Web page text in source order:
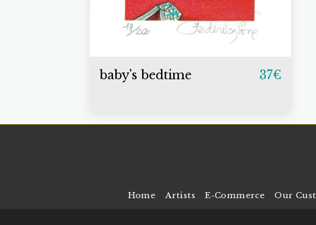
baby's bedtime 37€
Home Artists E-Commerce Our